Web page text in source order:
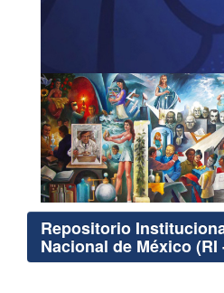
Repositorio
Nacional de México (RI